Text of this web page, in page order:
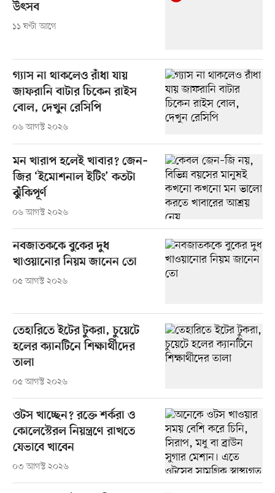
উৎসব
১১ ঘণ্টা আগে
গ্যাস না থাকলেও রাঁধা যায়
জাফরানি বাটার চিকেন রাইস
বোল, দেখুন রেসিপি
০৬ আগস্ট ২০২৬
মন খারাপ হলেই খাবার? জেন–
জির ‘ইমোশনাল ইটিং’ কতটা
ঝুঁকিপূর্ণ
০৬ আগস্ট ২০২৬
নবজাতককে বুকের দুধ
খাওয়ানোর নিয়ম জানেন তো
০৫ আগস্ট ২০২৬
তেহারিতে ইটের টুকরা, চুয়েটে
হলের ক্যানটিনে শিক্ষার্থীদের
তালা
০৫ আগস্ট ২০২৬
ওটস খাচ্ছেন? রক্তে শর্করা ও
কোলেস্টেরল নিয়ন্ত্রণে রাখতে
যেভাবে খাবেন
০৩ আগস্ট ২০২৬